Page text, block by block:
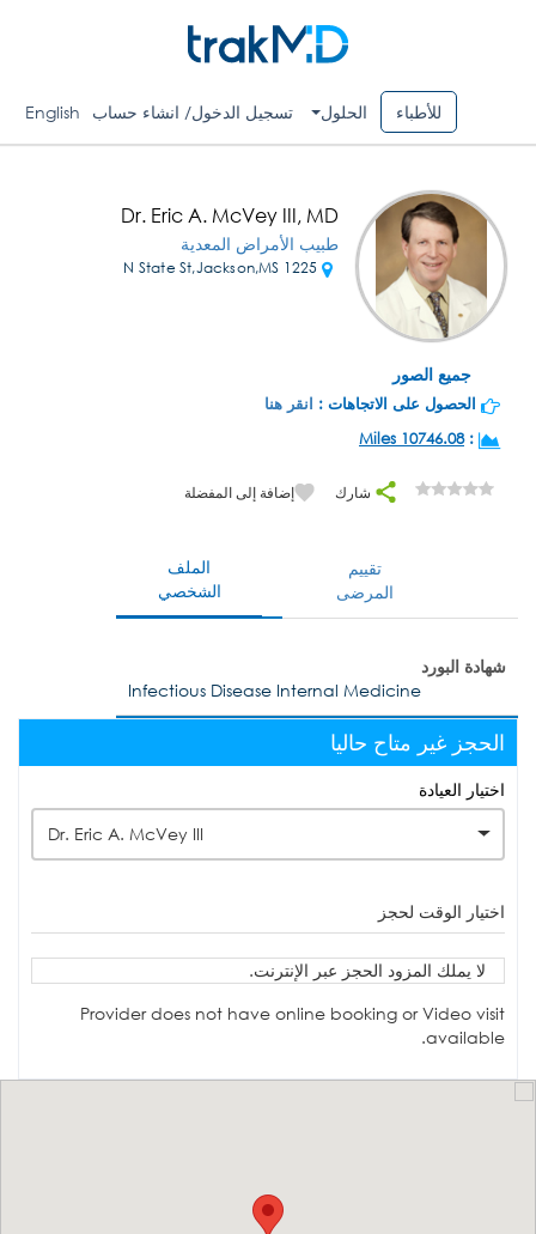
للأطباء الحلول تسجيل الدخول/ انشاء حساب English
جميع الصور
Dr. Eric A. McVey III, MD
طبيب الأمراض المعدية
الحصول على الاتجاهات : انقر هنا
:
10746.08 Miles
شارك إضافة إلى المفضلة
الملف
الشخصي
تقييم
المرضى
شهادة البورد
Infectious Disease Internal Medicine
الحجز غير متاح حاليا
اختيار العيادة
Dr. Eric A. McVey III
اختيار الوقت لحجز
لا يملك المزود الحجز عبر الإنترنت.
Provider does not have online booking or Video visit
available.